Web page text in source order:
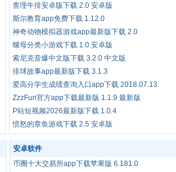
查理牛排安卓版下载 2.0 安卓版
斯尔教育app免费下载 1.12.0
神奇动物模拟器游戏app最新版下载 2.0
螺母分类小游戏下载 1.0 安卓版
索尼克音爆中文版下载 3.2.0 中文版
排球故事app最新版下载 3.1.3
爱高分学生成绩查询入口app下载 2018.07.13
ZzzFun官方app下载最新版 1.1.9 最新版
P站短视频2026最新版下载 1.0.4
愤怒的章鱼游戏下载 2.5 安卓版
安卓软件
币圈十大交易所app下载苹果版 6.181.0